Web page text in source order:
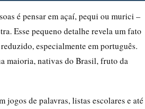
é pensar em açaí, pequi ou murici –
Esse pequeno detalhe revela um fato
especialmente em português.
maioria, nativas do Brasil, fruto da
de palavras, listas escolares e até